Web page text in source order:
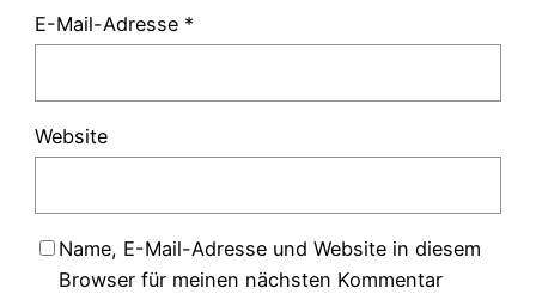
E-Mail-Adresse *
Website
Name, E-Mail-Adresse und Website in diesem
Browser für meinen nächsten Kommentar